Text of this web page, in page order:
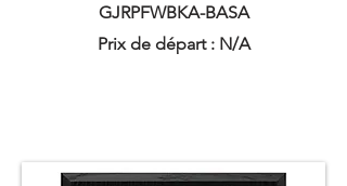
GJRPFWBKA-BASA
Prix de départ : N/A